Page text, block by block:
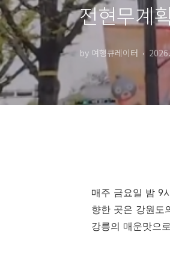
전현무계
by 여행큐레이터
매주 금요일 밤 9
향한 곳은 강원도
강릉의 매운맛으